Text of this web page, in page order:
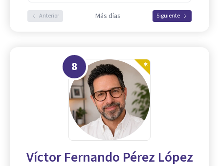
Anterior Más días Siguiente
8
Víctor Fernando Pérez López